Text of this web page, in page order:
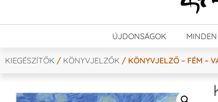
ÚJDONSÁGOK
KIEGÉSZÍTŐK / KÖNYVJELZŐK / KÖNYVJELZŐ – FÉM –